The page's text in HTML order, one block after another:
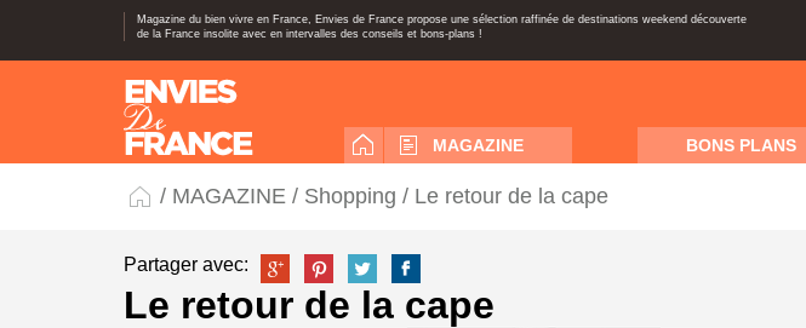
Magazine du bien vivre en France, Envies de France propose une sélection raffinée de destinations weekend découverte
de la France insolite avec en intervalles des conseils et bons-plans !
MAGAZINE BONS PLANS
/ MAGAZINE / Shopping / Le retour de la cape
Partager avec:
Le retour de la cape